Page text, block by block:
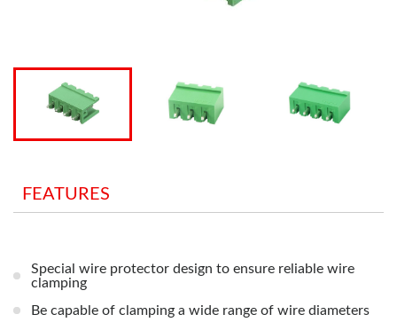
FEATURES
Special wire protector design to ensure reliable wire
clamping
Be capable of clamping a wide range of wire diameters